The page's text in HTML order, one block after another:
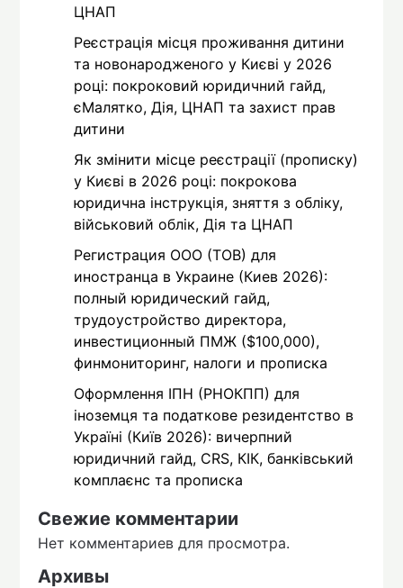
ЦНАП
Реєстрація місця проживання дитини
та новонародженого у Києві у 2026
році: покроковий юридичний гайд,
єМалятко, Дія, ЦНАП та захист прав
дитини
Як змінити місце реєстрації (прописку)
у Києві в 2026 році: покрокова
юридична інструкція, зняття з обліку,
військовий облік, Дія та ЦНАП
Регистрация ООО (ТОВ) для
иностранца в Украине (Киев 2026):
полный юридический гайд,
трудоустройство директора,
инвестиционный ПМЖ ($100,000),
финмониторинг, налоги и прописка
Оформлення ІПН (РНОКПП) для
іноземця та податкове резидентство в
Україні (Київ 2026): вичерпний
юридичний гайд, CRS, КІК, банківський
комплаєнс та прописка
Свежие комментарии
Нет комментариев для просмотра.
Архивы